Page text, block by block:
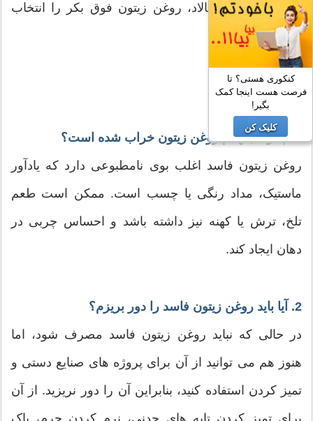
غذاهای سرد یا سالاد، روغن زیتون فوق بکر را انتخاب
کنید.
سوالات متداول
1. چگونه بفهمم روغن زیتون خراب شده است؟
روغن زیتون فاسد اغلب بوی نامطبوعی دارد که یادآور
ماستیک، مداد رنگی یا چسب است. ممکن است طعم
تلخ، ترش یا کهنه نیز داشته باشد و احساس چربی در
دهان ایجاد کند.
2. آیا باید روغن زیتون فاسد را دور بریزم؟
در حالی که نباید روغن زیتون فاسد مصرف شود، اما
هنوز هم می توانید از آن برای پروژه های صنایع دستی و
تمیز کردن استفاده کنید، بنابراین آن را دور نریزید. از آن
برای تمیز کردن تابه های چدنی، نرم کردن چرم، پاک
کنکوری هستی؟ تا
فرصت هست اینجا کمک
بگیر!
کلیک کن